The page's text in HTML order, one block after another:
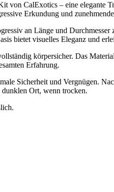
CalExotics – eine elegante
Erkundung und
an Länge und
bietet visuelles Eleganz und
körpersicher. Das
Erfahrung.
Sicherheit und Vergnügen.
dunklen Ort, wenn trocken.